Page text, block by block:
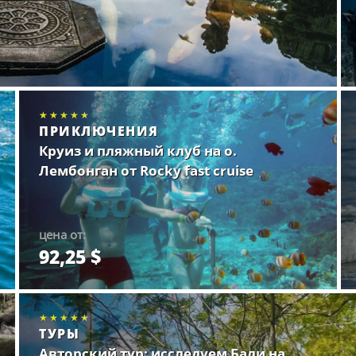
★★★★★
★★★★★
★★★★★
ПРИКЛЮЧЕНИЯ
Круиз и пляжный клуб на о.
Лембонган от Rocky fast cruise
цена от:
92,25 $
Забронировать.
★★★★★
★★★★★
★★★★★
ТУРЫ